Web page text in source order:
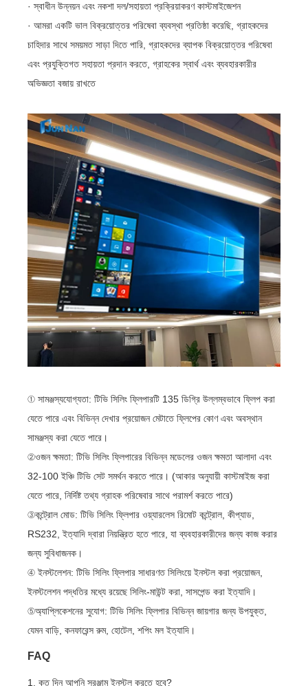
· স্বাধীন উন্নয়ন এবং নকশা দল/সহায়তা প্রক্রিয়াকরণ কাস্টমাইজেশন
· আমরা একটি ভাল বিক্রয়োত্তর পরিষেবা ব্যবস্থা প্রতিষ্ঠা করেছি, গ্রাহকদের
চাহিদার সাথে সময়মত সাড়া দিতে পারি, গ্রাহকদের ব্যাপক বিক্রয়োত্তর পরিষেবা
এবং প্রযুক্তিগত সহায়তা প্রদান করতে, গ্রাহকের স্বার্থ এবং ব্যবহারকারীর
অভিজ্ঞতা বজায় রাখতে
① সামঞ্জস্যযোগ্যতা: টিভি সিলিং ফ্লিপারটি 135 ডিগ্রি উল্লম্বভাবে ফ্লিপ করা
যেতে পারে এবং বিভিন্ন দেখার প্রয়োজন মেটাতে ফ্লিপের কোণ এবং অবস্থান
সামঞ্জস্য করা যেতে পারে।
②ওজন ক্ষমতা: টিভি সিলিং ফ্লিপারের বিভিন্ন মডেলের ওজন ক্ষমতা আলাদা এবং
32-100 ইঞ্চি টিভি সেট সমর্থন করতে পারে। (আকার অনুযায়ী কাস্টমাইজ করা
যেতে পারে, নির্দিষ্ট তথ্য গ্রাহক পরিষেবার সাথে পরামর্শ করতে পারে)
③কন্ট্রোল মোড: টিভি সিলিং ফ্লিপার ওয়্যারলেস রিমোট কন্ট্রোল, কীপ্যাড,
RS232, ইত্যাদি দ্বারা নিয়ন্ত্রিত হতে পারে, যা ব্যবহারকারীদের জন্য কাজ করার
জন্য সুবিধাজনক।
④ ইনস্টলেশন: টিভি সিলিং ফ্লিপার সাধারণত সিলিংয়ে ইনস্টল করা প্রয়োজন,
ইনস্টলেশন পদ্ধতির মধ্যে রয়েছে সিলিং-মাউন্ট করা, সাসপেন্ড করা ইত্যাদি।
⑤অ্যাপ্লিকেশনের সুযোগ: টিভি সিলিং ফ্লিপার বিভিন্ন জায়গার জন্য উপযুক্ত,
যেমন বাড়ি, কনফারেন্স রুম, হোটেল, শপিং মল ইত্যাদি।
FAQ
1. কত দিন আপনি সরঞ্জাম ইনস্টল করতে হবে?